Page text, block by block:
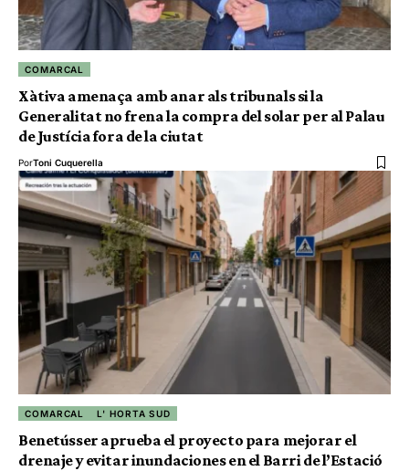
COMARCAL
Xàtiva amenaça amb anar als tribunals si la
Generalitat no frena la compra del solar per al Palau
de Justícia fora de la ciutat
PorToni Cuquerella
COMARCAL L' HORTA SUD
Benetússer aprueba el proyecto para mejorar el
drenaje y evitar inundaciones en el Barri de l’Estació